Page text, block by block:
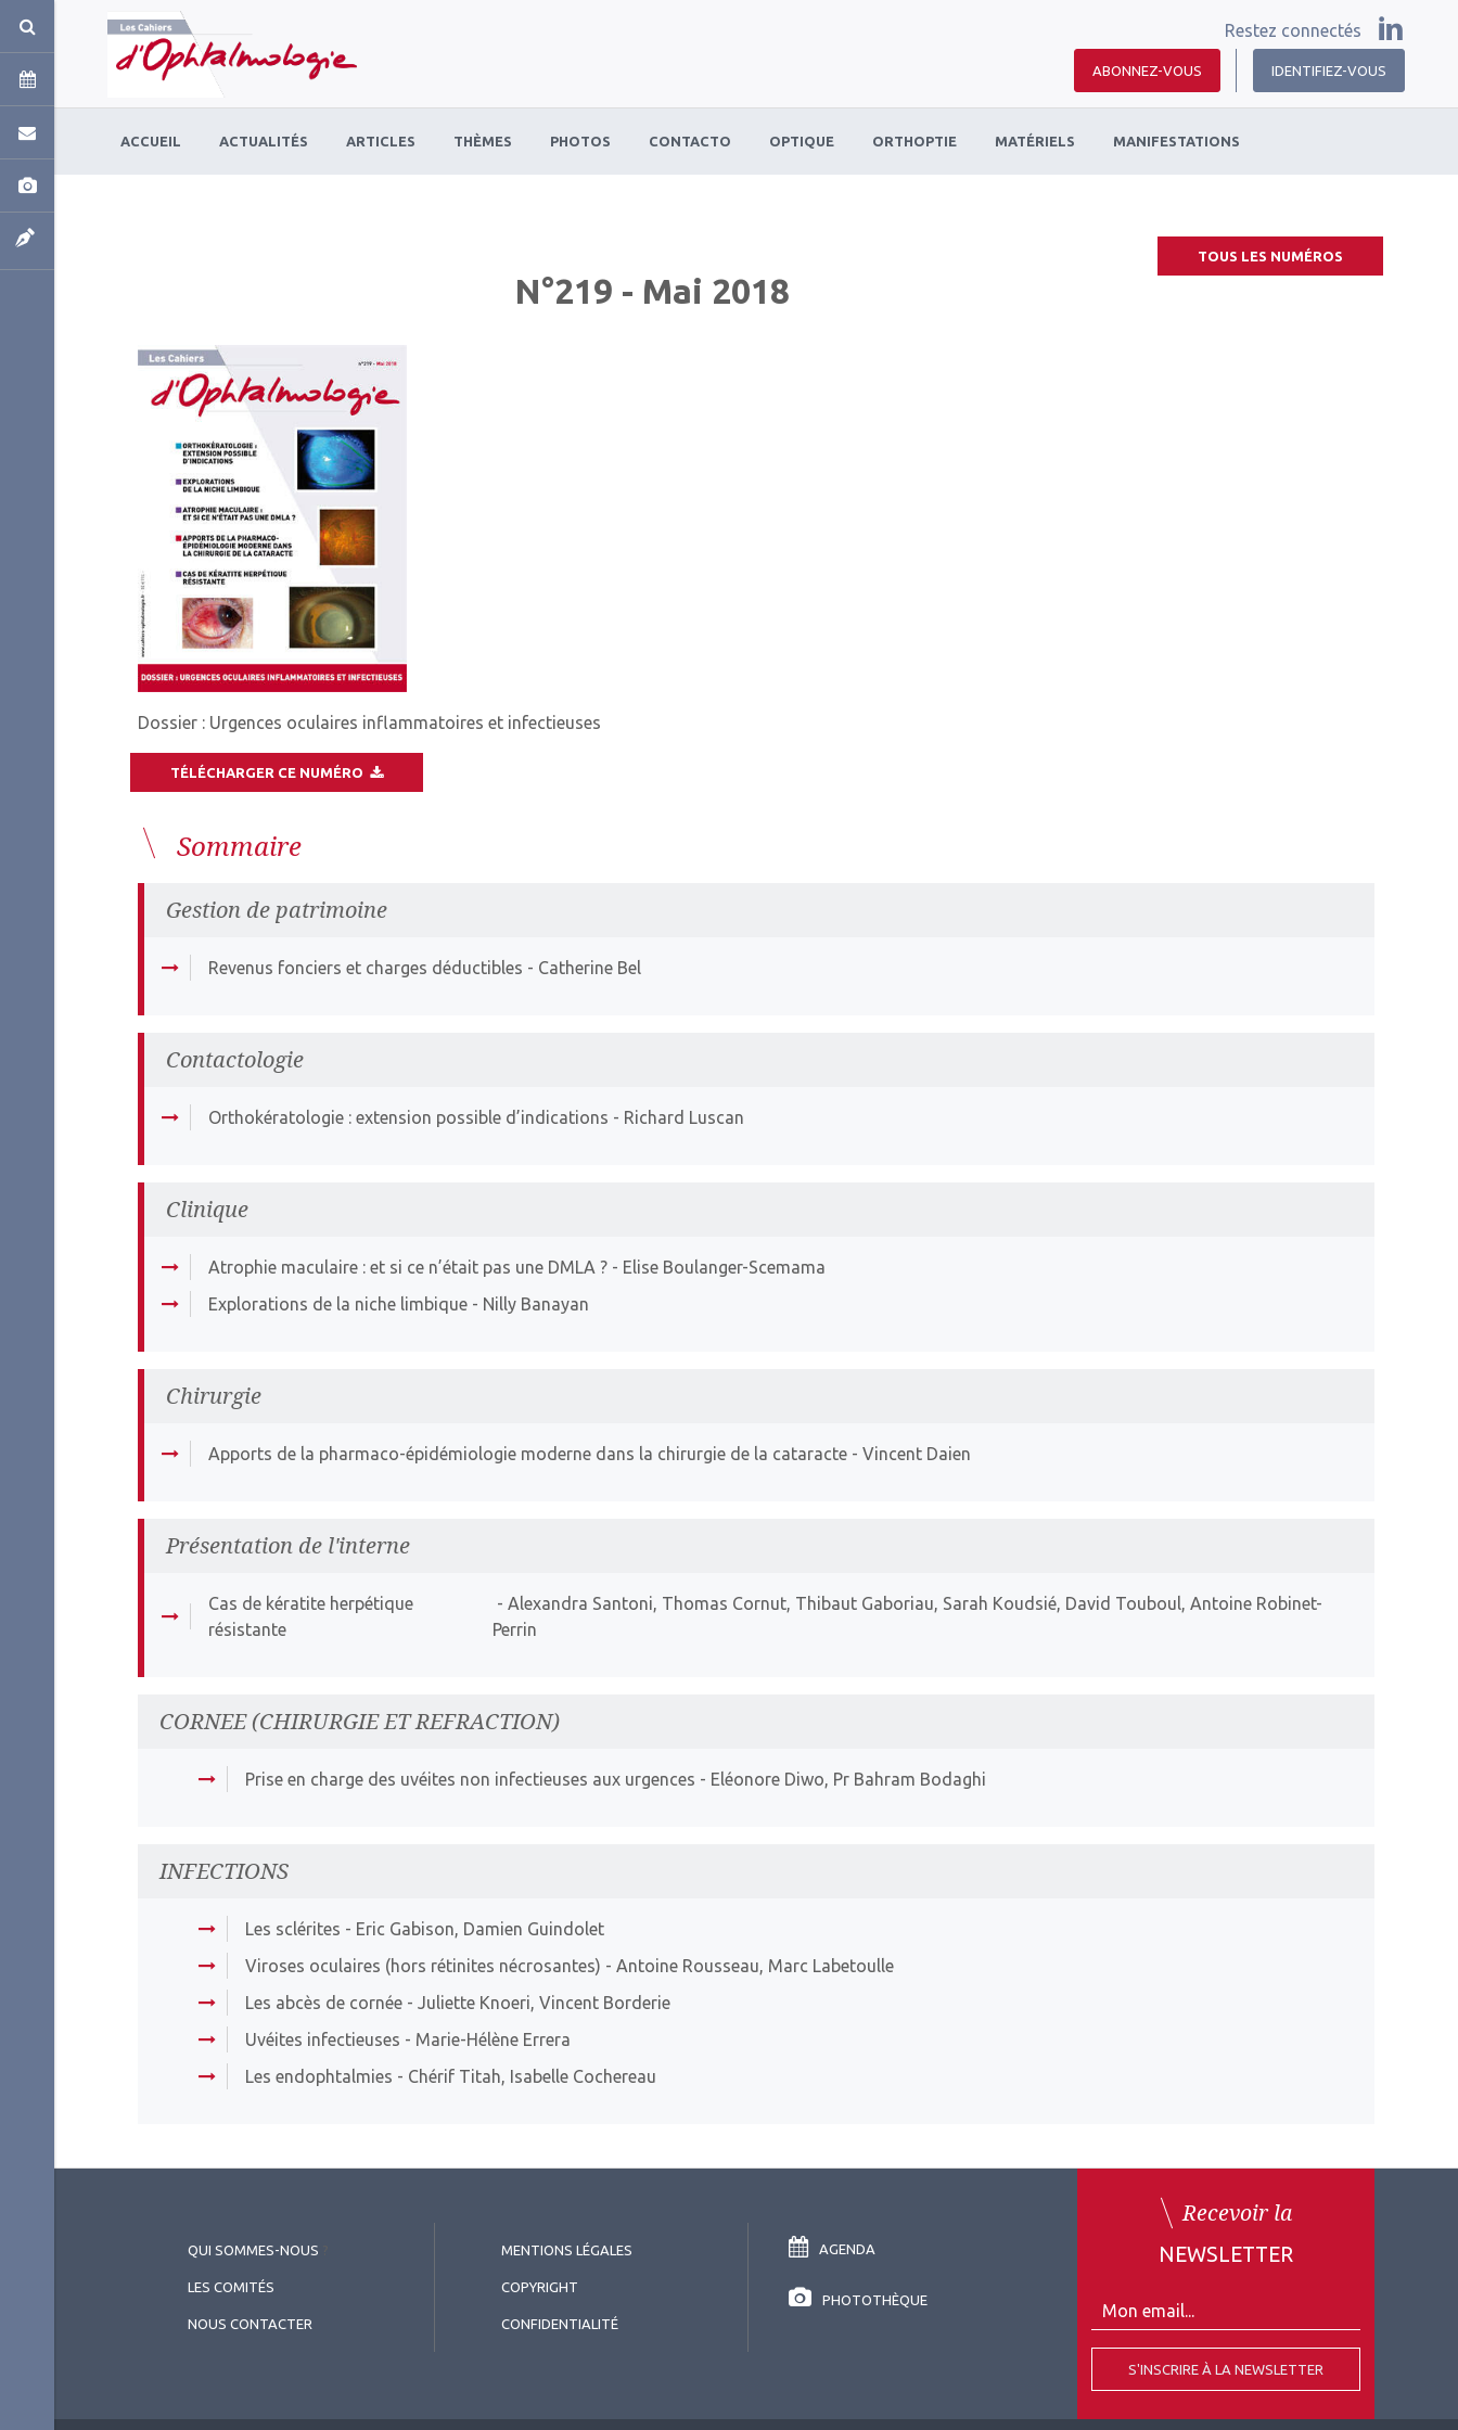
Restez connectés
ABONNEZ-VOUS IDENTIFIEZ-VOUS
ACCUEIL ACTUALITÉS ARTICLES THÈMES PHOTOS CONTACTO OPTIQUE ORTHOPTIE MATÉRIELS MANIFESTATIONS
TOUS LES NUMÉROS
N°219 - Mai 2018
Dossier : Urgences oculaires inflammatoires et infectieuses
TÉLÉCHARGER CE NUMÉRO
Sommaire
Gestion de patrimoine
Revenus fonciers et charges déductibles - Catherine Bel
Contactologie
Orthokératologie : extension possible d’indications - Richard Luscan
Clinique
Atrophie maculaire : et si ce n’était pas une DMLA ? - Elise Boulanger-Scemama
Explorations de la niche limbique - Nilly Banayan
Chirurgie
Apports de la pharmaco-épidémiologie moderne dans la chirurgie de la cataracte - Vincent Daien
Présentation de l'interne
Cas de kératite herpétique
résistante
- Alexandra Santoni, Thomas Cornut, Thibaut Gaboriau, Sarah Koudsié, David Touboul, Antoine Robinet-
Perrin
CORNEE (CHIRURGIE ET REFRACTION)
Prise en charge des uvéites non infectieuses aux urgences - Eléonore Diwo, Pr Bahram Bodaghi
INFECTIONS
Les sclérites - Eric Gabison, Damien Guindolet
Viroses oculaires (hors rétinites nécrosantes) - Antoine Rousseau, Marc Labetoulle
Les abcès de cornée - Juliette Knoeri, Vincent Borderie
Uvéites infectieuses - Marie-Hélène Errera
Les endophtalmies - Chérif Titah, Isabelle Cochereau
QUI SOMMES-NOUS
LES COMITÉS
NOUS CONTACTER
MENTIONS LÉGALES
COPYRIGHT
CONFIDENTIALITÉ
AGENDA
PHOTOTHÈQUE
Recevoir la
NEWSLETTER
S'INSCRIRE À LA NEWSLETTER
Panneau de gestion des cookies